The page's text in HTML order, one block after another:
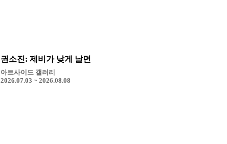
권소진: 제비가 낮게 날면
아트사이드 갤러리
2026.07.03 ~ 2026.08.08